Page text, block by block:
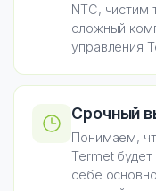
NTC, чистим
сложный
управления
Срочный
Понимаем,
Termet
себе